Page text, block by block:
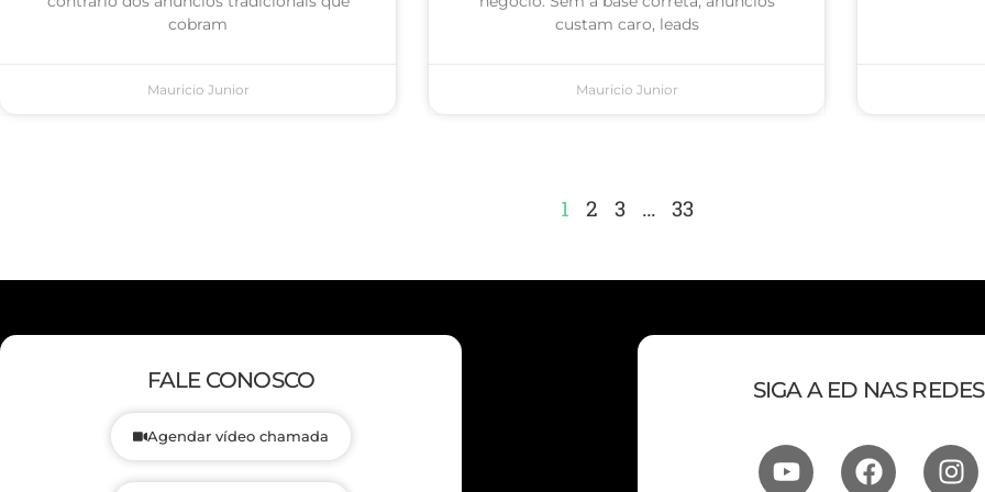
cobram
Mauricio Junior
custam caro, leads
Mauricio Junior
1 2 3 … 33
FALE CONOSCO
Agendar vídeo chamada
SIGA A ED NAS REDES